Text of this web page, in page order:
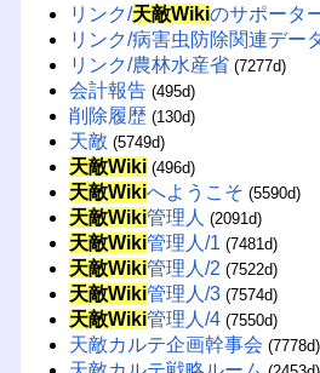
リンク/天敵Wikiのサポータ
リンク/病害虫防除関連デー
リンク/農林水産省 (7277d)
会計報告 (495d)
削除履歴 (130d)
天敵 (5749d)
天敵Wiki (496d)
天敵Wikiへようこそ (5590d)
天敵Wiki管理人 (2091d)
天敵Wiki管理人/1 (7481d)
天敵Wiki管理人/2 (7522d)
天敵Wiki管理人/3 (7574d)
天敵Wiki管理人/4 (7550d)
天敵カルテ企画幹事会 (7778d)